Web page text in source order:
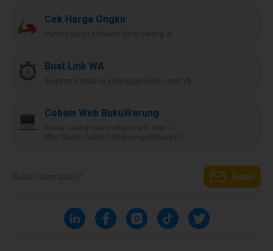
Cek Harga Ongkir
Buat Link WA
Cobain Web BukuWarung
Email